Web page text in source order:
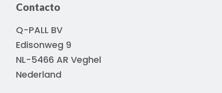
Contacto
Q-PALL BV
Edisonweg 9
NL-5466 AR Veghel
Nederland